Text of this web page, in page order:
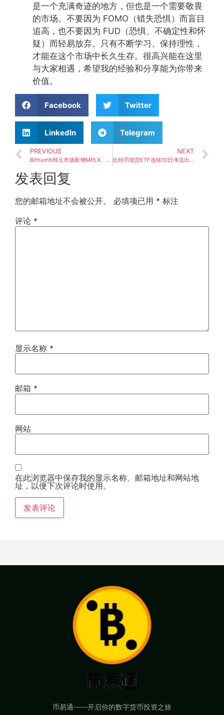
是一个充满奇迹的地方，但也是一个需要敬畏
的市场。不要因为 FOMO（错失恐惧）而盲目
追高，也不要因为 FUD（恐惧、不确定性和怀
疑）而轻易放弃。只有不断学习、保持理性，
才能在这个市场中长久生存。很高兴能在这里
与大家相遇，希望我的经验和分享能为你带来
价值。
Facebook Twitter
LinkedIn Telegram
PREVIOUS
Bithumb韩元市场新增MPLX、NEX交易对，双币种同步上线交易开启
NEXT
比特币现货ETF连续10日净流出后逆势回归，单日净流入2.22亿美元创新高
发表回复
您的邮箱地址不会被公开。 必填项已用 * 标注
评论 *
显示名称 *
邮箱 *
网站
在此浏览器中保存我的显示名称、邮箱地址和网站地
址，以便下次评论时使用。
币易通——开启你的数字货币投资之旅